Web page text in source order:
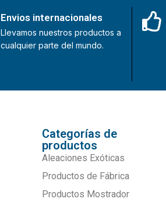
Envios internacionales
Llevamos nuestros productos a
cualquier parte del mundo.
Categorías de
productos
Aleaciones Exóticas
Productos de Fábrica
Productos Mostrador